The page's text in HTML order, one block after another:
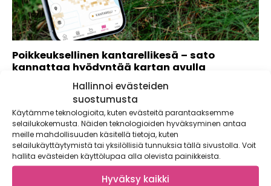
Hallinnoi evästeiden
suostumusta
Käytämme teknologioita, kuten evästeitä parantaaksemme
selailukokemusta. Näiden teknologioiden hyväksyminen antaa
meille mahdollisuuden käsitellä tietoja, kuten
selailukäyttäytymistä tai yksilöllisiä tunnuksia tällä sivustolla. Voit
hallita evästeiden käyttölupaa alla olevista painikkeista.
Hyväksy kaikki
Poikkeuksellinen kantarellikesä – sato
kannattaa hyödyntää kartan avulla
Satokausi-sovelluksen uusin metsän saalis on kantarelli,
jonka sijaintikartat julkaistiin juuri parahiksi kesän toisen
sadon...